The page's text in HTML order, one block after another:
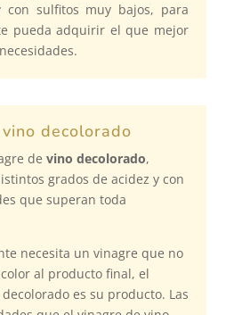
con sulfitos muy bajos, para
pueda adquirir el que mejor
decolorado
de vino decolorado,
grados de acidez y con
que superan toda
necesita un vinagre que no
al producto final, el
es su producto. Las